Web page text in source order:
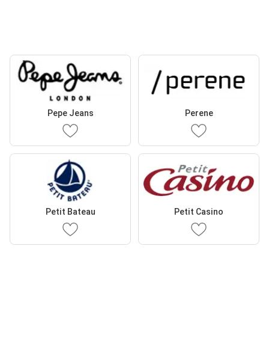
Pepe Jeans Perene
Petit Bateau Petit Casino